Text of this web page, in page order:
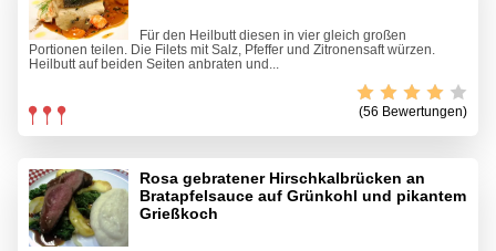
Für den Heilbutt diesen in vier gleich großen
Portionen teilen. Die Filets mit Salz, Pfeffer und Zitronensaft würzen.
Heilbutt auf beiden Seiten anbraten und...
(56 Bewertungen)
Rosa gebratener Hirschkalbrücken an
Bratapfelsauce auf Grünkohl und pikantem
Grießkoch